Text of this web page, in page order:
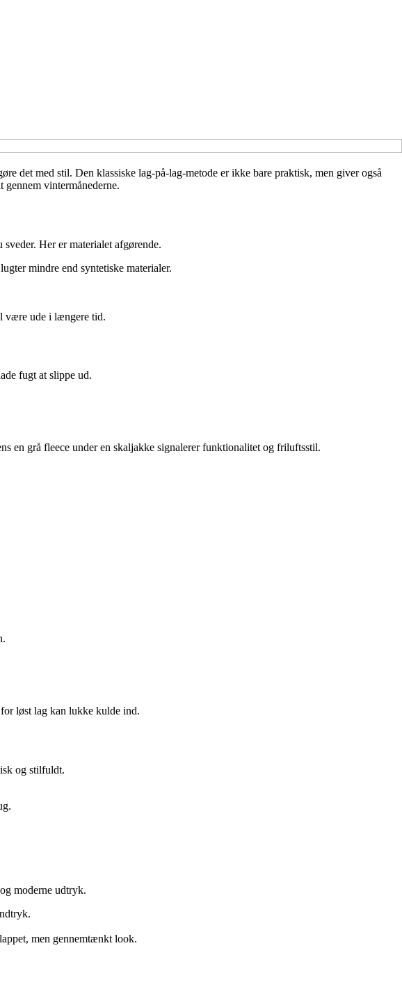
det med stil. Den klassiske lag-på-lag-metode er ikke bare praktisk, men giver også
vintermånederne.
Her er materialet afgørende.
mindre end syntetiske materialer.
være ude i længere tid.
fugt at slippe ud.
en grå fleece under en skaljakke signalerer funktionalitet og friluftsstil.
løst lag kan lukke kulde ind.
og stilfuldt.
moderne udtryk.
men gennemtænkt look.